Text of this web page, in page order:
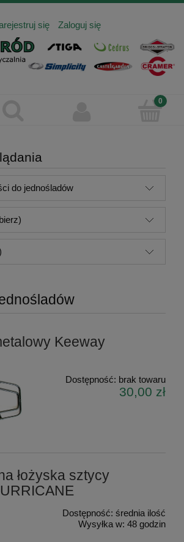
się Zaloguj się
do jednośladów
Keeway
Dostępność: brak towaru
30,00 zł
łożyska sztycy
Dostępność: średnia ilość
Wysyłka w: 48 godzin